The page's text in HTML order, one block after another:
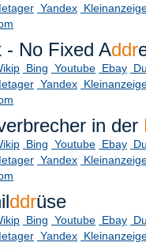
Yandex
- No Fixed Addr
Bing Youtube Ebay
Yandex
in der
Bing Youtube Ebay
Yandex
ddrüse
Bing Youtube Ebay
Yandex